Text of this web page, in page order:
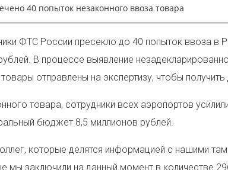
40 попыток незаконного ввоза товара
ФТС России пресекло до 40 попыток ввоза
В процессе выявление
отправлены на экспертизу, чтобы
товара, сотрудники всех аэропортов
бюджет 8,5 миллионов рублей.
которые делятся информацией с нашими
заключили на данный момент в количестве